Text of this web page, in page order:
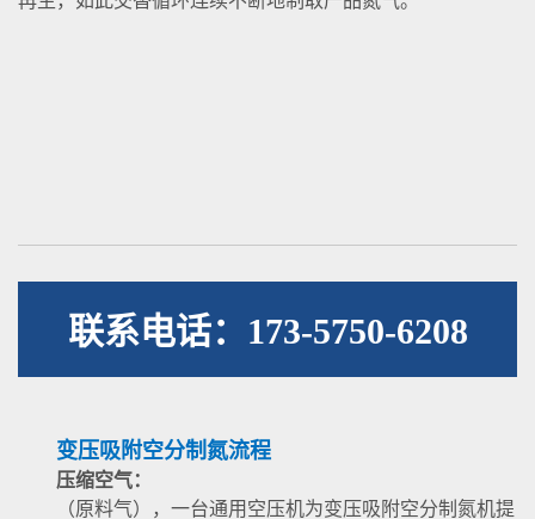
联系电话：173-5750-6208
变压吸附空分制氮流程
压缩空气：
（原料气），一台通用空压机为变压吸附空分制氮机提